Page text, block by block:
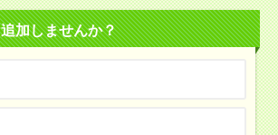
加しませんか？